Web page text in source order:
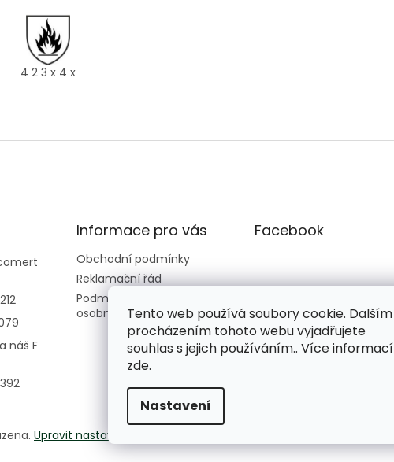
Tento web používá soubory cookie. Dalším
procházením tohoto webu vyjadřujete
souhlas s jejich používáním.. Více informací
zde.
Nastavení
4 2 3 x 4 x
náš F
Informace pro vás
Obchodní podmínky
Reklamační řád
Podmínky ochrany
osobních údajů
Facebook
Upravit nastavení cookies